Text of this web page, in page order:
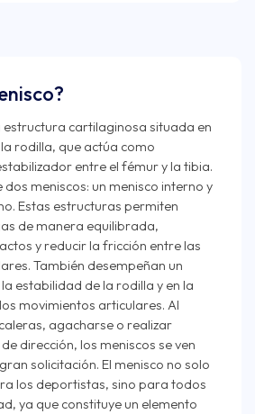
estructura cartilaginosa situada en
rodilla, que actúa como
entre el fémur y la tibia.
meniscos: un menisco interno y
Estas estructuras permiten
de manera equilibrada,
y reducir la fricción entre las
También desempeñan un
estabilidad de la rodilla y en la
movimientos articulares. Al
agacharse o realizar
dirección, los meniscos se ven
solicitación. El menisco no solo
los deportistas, sino para todos
ya que constituye un elemento